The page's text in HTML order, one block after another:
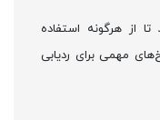
از هرگونه استفاده
مهمی برای ردیابی